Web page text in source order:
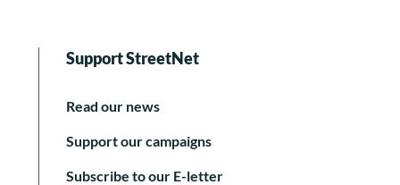
Support StreetNet
Read our news
Support our campaigns
Subscribe to our E-letter